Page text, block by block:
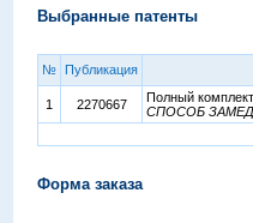
Выбранные патенты
№ Публикация
1 2270667
Полный
СПОСОБ
Форма заказа